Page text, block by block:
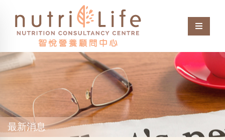
最新消息